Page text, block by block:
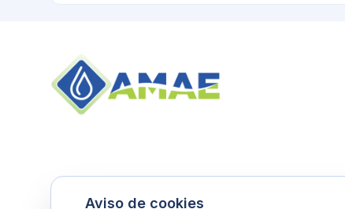
Aviso de cookies